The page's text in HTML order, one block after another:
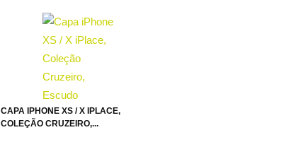
CAPA IPHONE XS / X IPLACE,
COLEÇÃO CRUZEIRO,...